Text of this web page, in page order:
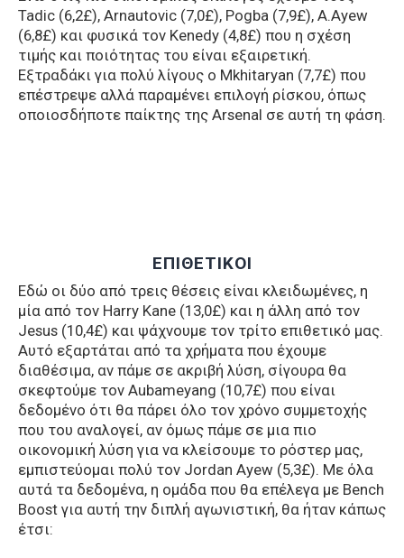
Tadic (6,2£), Arnautovic (7,0£), Pogba (7,9£), A.Ayew
(6,8£) και φυσικά τον Kenedy (4,8£) που η σχέση
τιμής και ποιότητας του είναι εξαιρετική.
Εξτραδάκι για πολύ λίγους ο Mkhitaryan (7,7£) που
επέστρεψε αλλά παραμένει επιλογή ρίσκου, όπως
οποιοσδήποτε παίκτης της Arsenal σε αυτή τη φάση.
ΕΠΙΘΕΤΙΚΟΙ
Εδώ οι δύο από τρεις θέσεις είναι κλειδωμένες, η
μία από τον Harry Kane (13,0£) και η άλλη από τον
Jesus (10,4£) και ψάχνουμε τον τρίτο επιθετικό μας.
Αυτό εξαρτάται από τα χρήματα που έχουμε
διαθέσιμα, αν πάμε σε ακριβή λύση, σίγουρα θα
σκεφτούμε τον Aubameyang (10,7£) που είναι
δεδομένο ότι θα πάρει όλο τον χρόνο συμμετοχής
που του αναλογεί, αν όμως πάμε σε μια πιο
οικονομική λύση για να κλείσουμε το ρόστερ μας,
εμπιστεύομαι πολύ τον Jordan Ayew (5,3£). Με όλα
αυτά τα δεδομένα, η ομάδα που θα επέλεγα με Bench
Boost για αυτή την διπλή αγωνιστική, θα ήταν κάπως
έτσι: